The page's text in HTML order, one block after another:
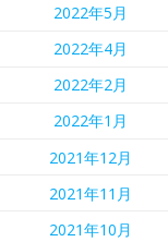
2022年5月
2022年4月
2022年2月
2022年1月
2021年12月
2021年11月
2021年10月